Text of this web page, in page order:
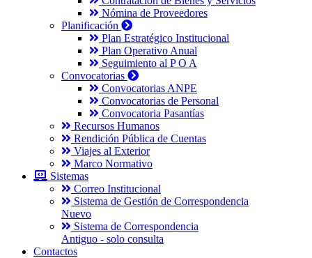
Nómina de Proveedores
Planificación
Plan Estratégico Institucional
Plan Operativo Anual
Seguimiento al P O A
Convocatorias
Convocatorias ANPE
Convocatorias de Personal
Convocatoria Pasantías
Recursos Humanos
Rendición Pública de Cuentas
Viajes al Exterior
Marco Normativo
Sistemas
Correo Institucional
Sistema de Gestión de Correspondencia
Nuevo
Sistema de Correspondencia
Antiguo - solo consulta
Contactos